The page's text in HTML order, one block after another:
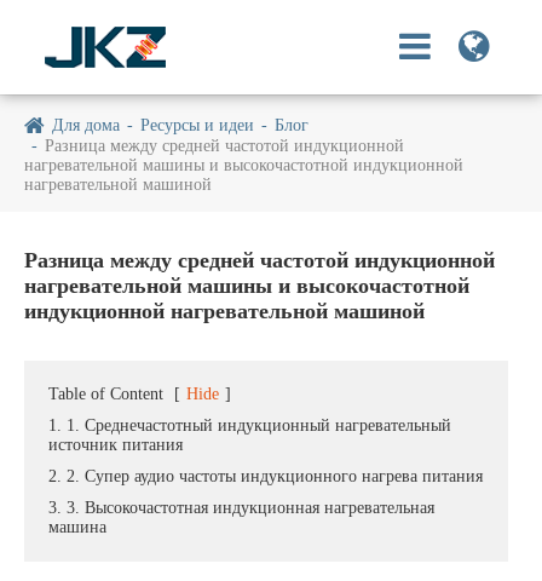
Для дома Ресурсы и идеи
Блог
Разница между средней частотой индукционной
нагревательной машины и высокочастотной индукционной
нагревательной машиной
Разница между средней частотой индукционной
нагревательной машины и высокочастотной
индукционной нагревательной машиной
Table of Content [ Hide ]
1. 1. Среднечастотный индукционный нагревательный
источник питания
2. 2. Супер аудио частоты индукционного нагрева питания
3. 3. Высокочастотная индукционная нагревательная
машина